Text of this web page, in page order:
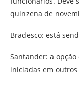
quinzena de
Bradesco: está
Santander: a
iniciadas em outros